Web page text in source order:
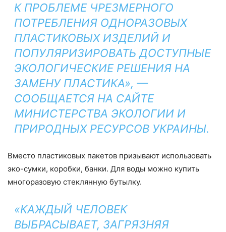
К ПРОБЛЕМЕ ЧРЕЗМЕРНОГО
ПОТРЕБЛЕНИЯ ОДНОРАЗОВЫХ
ПЛАСТИКОВЫХ ИЗДЕЛИЙ И
ПОПУЛЯРИЗИРОВАТЬ ДОСТУПНЫЕ
ЭКОЛОГИЧЕСКИЕ РЕШЕНИЯ НА
ЗАМЕНУ ПЛАСТИКА», —
СООБЩАЕТСЯ НА САЙТЕ
МИНИСТЕРСТВА ЭКОЛОГИИ И
ПРИРОДНЫХ РЕСУРСОВ УКРАИНЫ.
Вместо пластиковых пакетов призывают использовать
эко-сумки, коробки, банки. Для воды можно купить
многоразовую стеклянную бутылку.
«КАЖДЫЙ ЧЕЛОВЕК
ВЫБРАСЫВАЕТ, ЗАГРЯЗНЯЯ